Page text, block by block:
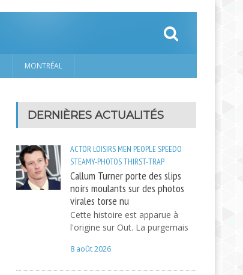
MONTRÉAL
DERNIÈRES ACTUALITÉS
ACTOR LOISIRS MEN PEOPLESPEEDO
STEAMY-PHOTOSTHIRST-TRAP
Callum Turner porte des slips
noirs moulants sur des photos
virales torse nu
Cette histoire est apparue à
l'origine sur Out. La purgemais
8 août 2026